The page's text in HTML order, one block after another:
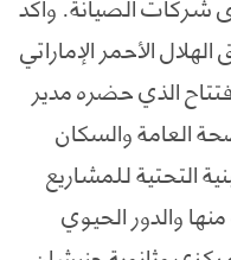
الأحمر الإماراتي
الذي حضره مدير
العامة والسكان
التحتية للمشاريع
والدور الحيوي